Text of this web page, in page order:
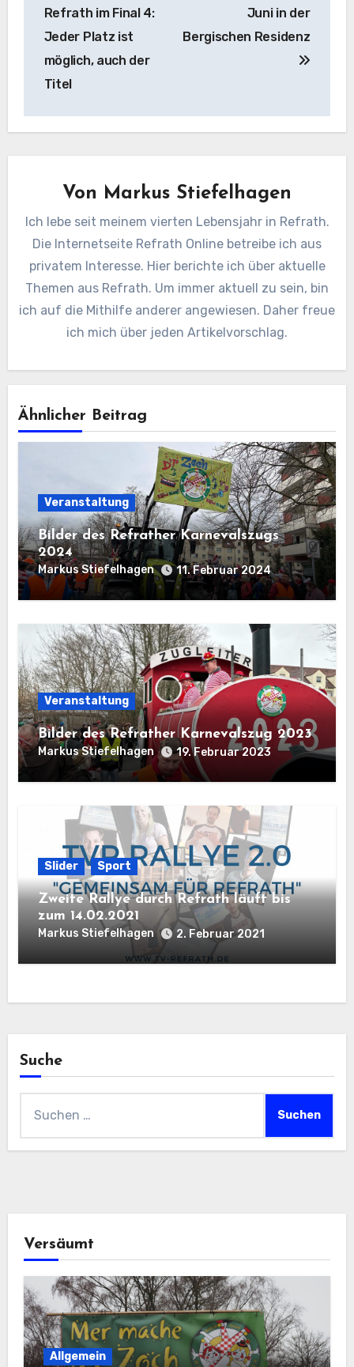
Refrath im Final 4:
Jeder Platz ist
möglich, auch der
Titel
Juni in der
Bergischen Residenz
Von Markus Stiefelhagen
Ich lebe seit meinem vierten Lebensjahr in Refrath.
Die Internetseite Refrath Online betreibe ich aus
privatem Interesse. Hier berichte ich über aktuelle
Themen aus Refrath. Um immer aktuell zu sein, bin
ich auf die Mithilfe anderer angewiesen. Daher freue
ich mich über jeden Artikelvorschlag.
Ähnlicher Beitrag
Veranstaltung
Bilder des Refrather Karnevalszugs
2024
Markus Stiefelhagen 11. Februar 2024
Veranstaltung
Bilder des Refrather Karnevalszug 2023
Markus Stiefelhagen 19. Februar 2023
Slider Sport
Zweite Rallye durch Refrath läuft bis
zum 14.02.2021
Markus Stiefelhagen 2. Februar 2021
Suche
nach:
Versäumt
Allgemein